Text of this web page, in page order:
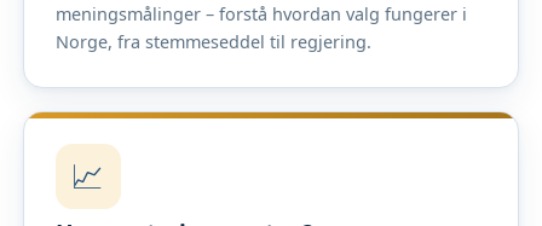
meningsmålinger – forstå hvordan valg fungerer i
Norge, fra stemmeseddel til regjering.
📈